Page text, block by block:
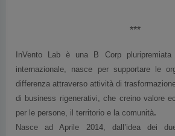
***
InVento Lab è una B Corp
internazionale, nasce per supportare le
differenza attraverso attività di
di business rigenerativi, che creino valore
per le persone, il territorio e la comunità.
Nasce ad Aprile 2014, dall’idea dei